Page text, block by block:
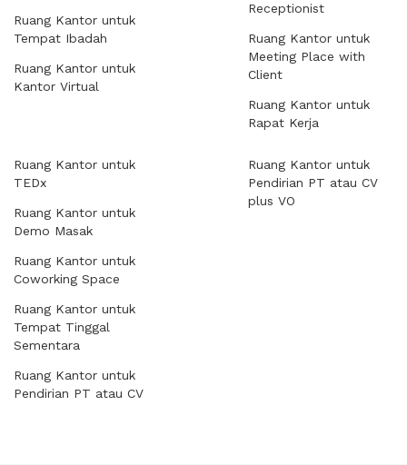
Ruang Kantor untuk
Tempat Ibadah
Ruang Kantor untuk
Kantor Virtual
Receptionist
Ruang Kantor untuk
Meeting Place with
Client
Ruang Kantor untuk
Rapat Kerja
Ruang Kantor untuk
TEDx
Ruang Kantor untuk
Demo Masak
Ruang Kantor untuk
Coworking Space
Ruang Kantor untuk
Tempat Tinggal
Sementara
Ruang Kantor untuk
Pendirian PT atau CV
Ruang Kantor untuk
Pendirian PT atau CV
plus VO